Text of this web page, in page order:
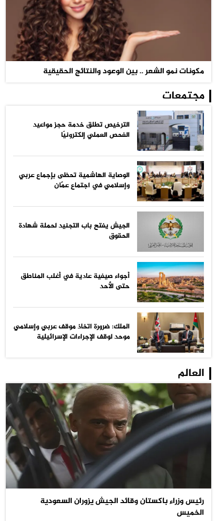
مكونات نمو الشعر .. بين الوعود والنتائج الحقيقية
مجتمعات
الترخيص تطلق خدمة حجز مواعيد
الفحص العملي إلكترونيًا
الوصاية الهاشمية تحظى بإجماع عربي
وإسلامي في اجتماع عمّان
الجيش يفتح باب التجنيد لحملة شهادة
الحقوق
أجواء صيفية عادية في أغلب المناطق
حتى الأحد
الملك: ضرورة اتخاذ موقف عربي وإسلامي
موحد لوقف الإجراءات الإسرائيلية
العالم
رئيس وزراء باكستان وقائد الجيش يزوران السعودية
الخميس